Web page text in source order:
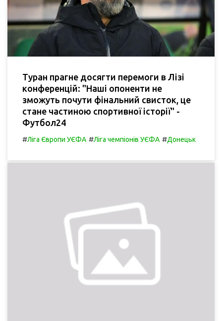
Туран прагне досягти перемоги в Лізі
конференцій: "Наші опоненти не
зможуть почути фінальний свисток, це
стане частиною спортивної історії" -
Футбол24
#Ліга Європи УЄФА #Ліга чемпіонів УЄФА #Донецьк